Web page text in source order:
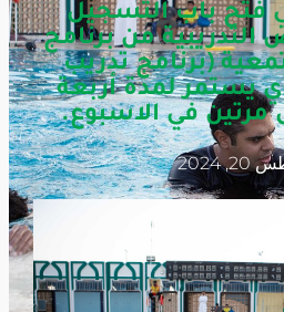
فتح باب التسجيل
التدريبية من برنامج
(برنامج تدريب
يستمر لمدة أربعة
مرتين في الاسبوع.
2024